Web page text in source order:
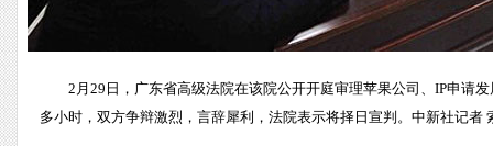
2月29日，广东省高级法院在该院公开开庭审理苹果公司、IP申请
多小时，双方争辩激烈，言辞犀利，法院表示将择日宣判。中新社记者